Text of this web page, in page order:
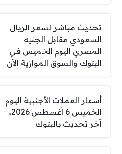
تحديث مباشر لسعر الريال
السعودي مقابل الجنيه
المصري اليوم الخميس في
البنوك والسوق الموازية الآن
أسعار العملات الأجنبية اليوم
الخميس 6 أغسطس 2026..
آخر تحديث بالبنوك